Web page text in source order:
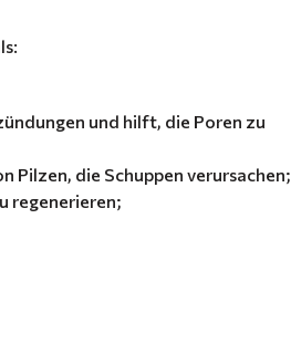
und hilft, die Poren zu
Pilzen, die Schuppen verursachen;
regenerieren;